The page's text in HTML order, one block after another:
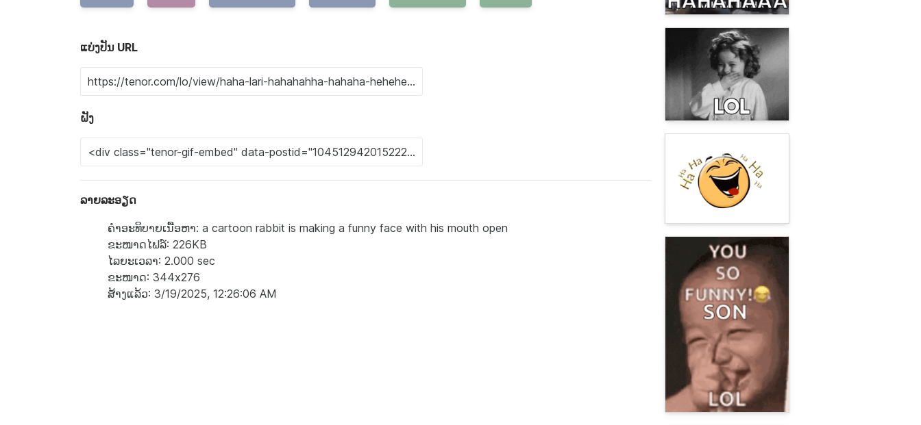
ແບ່ງປັນ URL
ຝັງ
ລາຍລະອຽດ
ຄຳອະທິບາຍເນື້ອຫາ: a cartoon rabbit is making a funny face with his mouth open
ຂະໜາດໄຟລ໌: 226KB
ໄລຍະເວລາ: 2.000 sec
ຂະໜາດ: 344x276
ສ້າງແລ້ວ: 3/19/2025, 12:26:06 AM